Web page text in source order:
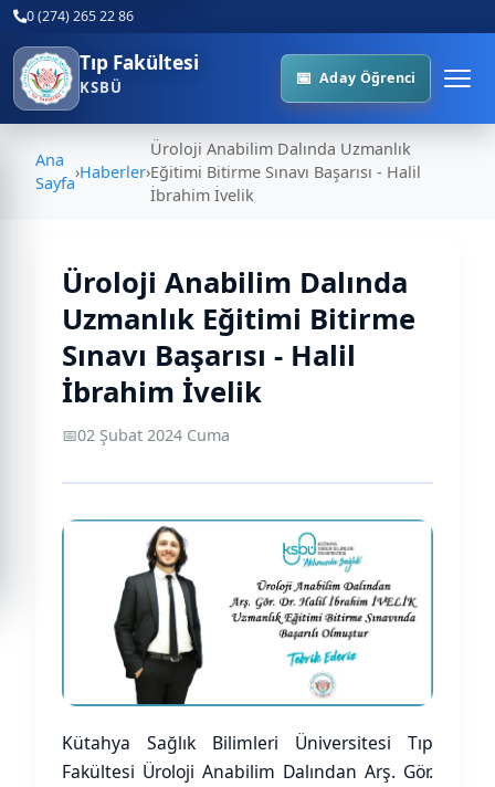
0 (274) 265 22 86
Tıp Fakültesi
KSBÜ Aday Öğrenci
Ana
Sayfa
›Haberler›
Üroloji Anabilim Dalında Uzmanlık
Eğitimi Bitirme Sınavı Başarısı - Halil
İbrahim İvelik
Üroloji Anabilim Dalında
Uzmanlık Eğitimi Bitirme
Sınavı Başarısı - Halil
İbrahim İvelik
📅02 Şubat 2024 Cuma
Kütahya Sağlık Bilimleri Üniversitesi Tıp
Fakültesi Üroloji Anabilim Dalından Arş. Gör.